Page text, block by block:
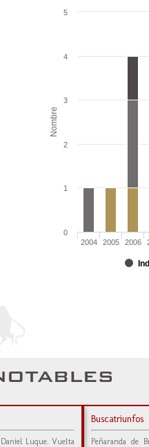
Nombre
2004 2005 2006
0
1
2
3
4
5
Luque. Vuelta
Buscatriunfos
Peñaranda de